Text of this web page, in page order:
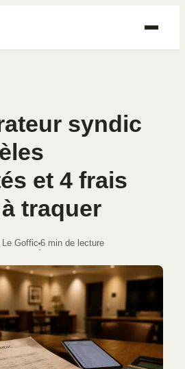
syndic
et 4 frais
traquer
Le Goffic
·
6 min de lecture